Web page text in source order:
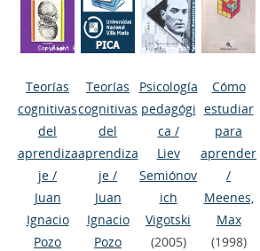
Teorías
cognitivas
del
aprendiza
je /
Juan
Ignacio
Pozo
Teorías
cognitivas
del
aprendiza
je /
Juan
Ignacio
Pozo
Psicología
pedagógi
ca /
Liev
Semiónov
ich
Vigotski
(2005)
Cómo
estudiar
para
aprender
/
Meenes,
Max
(1998)